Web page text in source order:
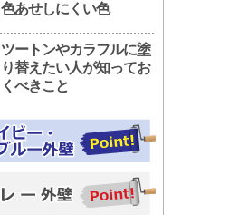
色あせしにくい色
ツートンやカラフルに塗
り替えたい人が知ってお
くべきこと